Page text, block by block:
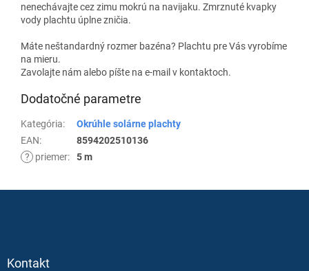
nenechávajte cez zimu mokrú na navijaku. Zmrznuté kvapky
vody plachtu úplne zničia.
Máte neštandardný rozmer bazéna? Plachtu pre Vás vyrobíme
na mieru.
Zavolajte nám alebo píšte na e-mail v kontaktoch.
Dodatočné parametre
Kategória:
Okrúhle solárne plachty
EAN:
8594202510136
?
priemer: 5 m
Kontakt